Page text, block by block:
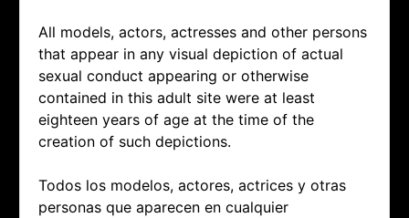
All models, actors, actresses and other persons
that appear in any visual depiction of actual
sexual conduct appearing or otherwise
contained in this adult site were at least
eighteen years of age at the time of the
creation of such depictions.
Todos los modelos, actores, actrices y otras
personas que aparecen en cualquier